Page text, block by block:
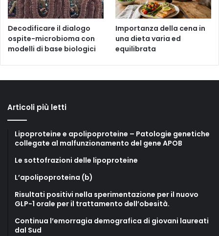
Decodificare il dialogo
ospite-microbioma con
modelli di base biologici
Importanza della cena in
una dieta varia ed
equilibrata
Articoli più letti
Lipoproteine e apolipoproteine – Patologie genetiche
collegate al malfunzionamento del gene APOB
Le sottofrazioni delle lipoproteine
L’apolipoproteina (b)
Risultati positivi nella sperimentazione per il nuovo
GLP-1 orale per il trattamento dell’obesità.
Continua l’emorragia demografica di giovani laureati
dal Sud